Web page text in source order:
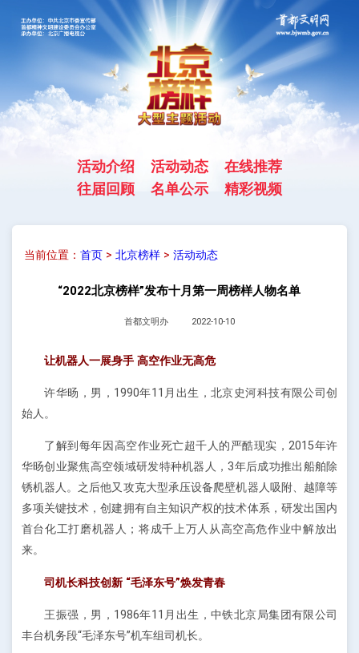
活动介绍 活动动态
在线推荐
往届回顾
名单公示 精彩视频
当前位置： 首页> 北京榜样> 活动动态
“2022北京榜样”发布十月第一周榜样人物名单
首都文明办 2022-10-10
让机器人一展身手 高空作业无高危
许华旸，男，1990年11月出生，北京史河科技有限公司创
始人。
了解到每年因高空作业死亡超千人的严酷现实，2015年许
华旸创业聚焦高空领域研发特种机器人，3年后成功推出船舶除
锈机器人。之后他又攻克大型承压设备爬壁机器人吸附、越障等
多项关键技术，创建拥有自主知识产权的技术体系，研发出国内
首台化工打磨机器人；将成千上万人从高空高危作业中解放出
来。
司机长科技创新 “毛泽东号”焕发青春
王振强，男，1986年11月出生，中铁北京局集团有限公司
丰台机务段“毛泽东号”机车组司机长。